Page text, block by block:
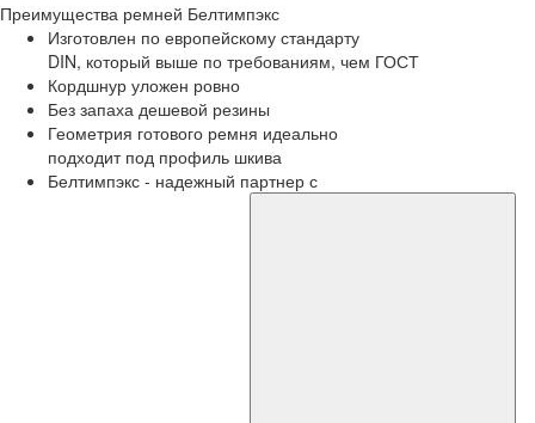
Преимущества ремней Белтимпэкс
Изготовлен по европейскому стандарту
DIN, который выше по требованиям, чем ГОСТ
Кордшнур уложен ровно
Без запаха дешевой резины
Геометрия готового ремня идеально
подходит под профиль шкива
Белтимпэкс - надежный партнер с